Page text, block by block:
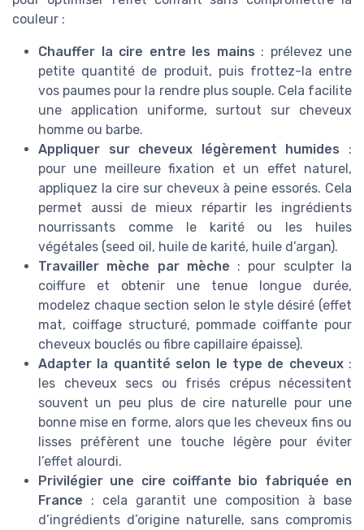
couleur :
Chauffer la cire entre les mains : prélevez une
petite quantité de produit, puis frottez-la entre
vos paumes pour la rendre plus souple. Cela facilite
une application uniforme, surtout sur cheveux
homme ou barbe.
Appliquer sur cheveux légèrement humides :
pour une meilleure fixation et un effet naturel,
appliquez la cire sur cheveux à peine essorés. Cela
permet aussi de mieux répartir les ingrédients
nourrissants comme le karité ou les huiles
végétales (seed oil, huile de karité, huile d’argan).
Travailler mèche par mèche : pour sculpter la
coiffure et obtenir une tenue longue durée,
modelez chaque section selon le style désiré (effet
mat, coiffage structuré, pommade coiffante pour
cheveux bouclés ou fibre capillaire épaisse).
Adapter la quantité selon le type de cheveux:
les cheveux secs ou frisés crépus nécessitent
souvent un peu plus de cire naturelle pour une
bonne mise en forme, alors que les cheveux fins ou
lisses préfèrent une touche légère pour éviter
l’effet alourdi.
Privilégier une cire coiffante bio fabriquée en
France : cela garantit une composition à base
d’ingrédients d’origine naturelle, sans compromis